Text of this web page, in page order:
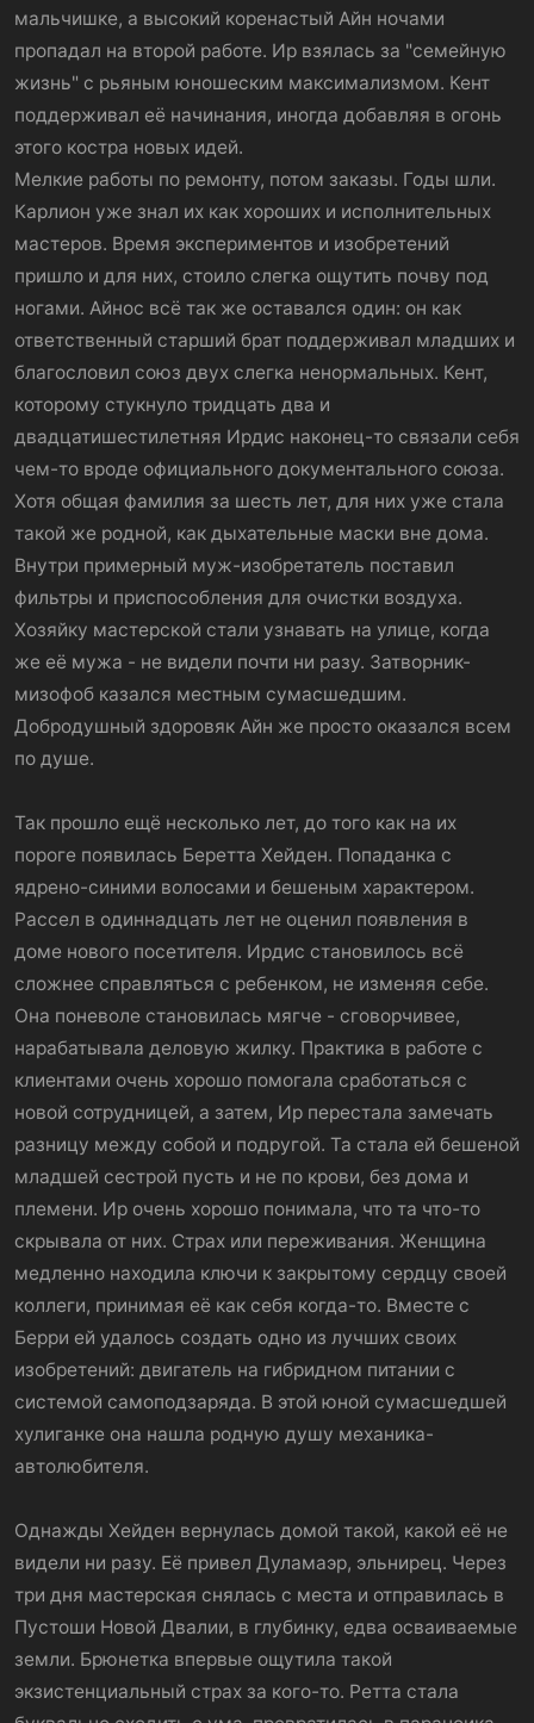
мальчишке, а высокий коренастый Айн ночами
пропадал на второй работе. Ир взялась за "семейную
жизнь" с рьяным юношеским максимализмом. Кент
поддерживал её начинания, иногда добавляя в огонь
этого костра новых идей.
Мелкие работы по ремонту, потом заказы. Годы шли.
Карлион уже знал их как хороших и исполнительных
мастеров. Время экспериментов и изобретений
пришло и для них, стоило слегка ощутить почву под
ногами. Айнос всё так же оставался один: он как
ответственный старший брат поддерживал младших и
благословил союз двух слегка ненормальных. Кент,
которому стукнуло тридцать два и
двадцатишестилетняя Ирдис наконец-то связали себя
чем-то вроде официального документального союза.
Хотя общая фамилия за шесть лет, для них уже стала
такой же родной, как дыхательные маски вне дома.
Внутри примерный муж-изобретатель поставил
фильтры и приспособления для очистки воздуха.
Хозяйку мастерской стали узнавать на улице, когда
же её мужа - не видели почти ни разу. Затворник-
мизофоб казался местным сумасшедшим.
Добродушный здоровяк Айн же просто оказался всем
по душе.
Так прошло ещё несколько лет, до того как на их
пороге появилась Беретта Хейден. Попаданка с
ядрено-синими волосами и бешеным характером.
Рассел в одиннадцать лет не оценил появления в
доме нового посетителя. Ирдис становилось всё
сложнее справляться с ребенком, не изменяя себе.
Она поневоле становилась мягче - сговорчивее,
нарабатывала деловую жилку. Практика в работе с
клиентами очень хорошо помогала сработаться с
новой сотрудницей, а затем, Ир перестала замечать
разницу между собой и подругой. Та стала ей бешеной
младшей сестрой пусть и не по крови, без дома и
племени. Ир очень хорошо понимала, что та что-то
скрывала от них. Страх или переживания. Женщина
медленно находила ключи к закрытому сердцу своей
коллеги, принимая её как себя когда-то. Вместе с
Берри ей удалось создать одно из лучших своих
изобретений: двигатель на гибридном питании с
системой самоподзаряда. В этой юной сумасшедшей
хулиганке она нашла родную душу механика-
автолюбителя.
Однажды Хейден вернулась домой такой, какой её не
видели ни разу. Её привел Дуламаэр, эльнирец. Через
три дня мастерская снялась с места и отправилась в
Пустоши Новой Двалии, в глубинку, едва осваиваемые
земли. Брюнетка впервые ощутила такой
экзистенциальный страх за кого-то. Ретта стала